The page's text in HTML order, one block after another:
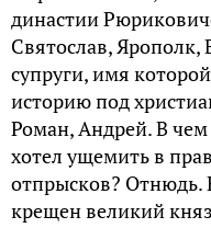
династии
Святослав, Ярополк,
супруги, имя
историю под
Роман, Андрей. В
хотел ущемить в
отпрысков?
крещен великий